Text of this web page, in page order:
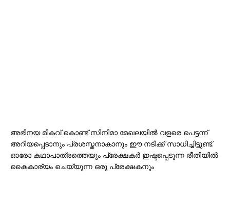
അഭിനയ മികവ് കൊണ്ട് സിനിമാ മേഖലയിൽ വളരെ പെട്ടന്ന്
അറിയപ്പെടാനും പ്രശസ്തനാകാനും ഈ നടിക്ക് സാധിച്ചിട്ടുണ്ട്.
ഓരോ കഥാപാത്രത്തെയും പ്രേക്ഷകർ ഇഷ്ടപ്പെടുന്ന രീതിയിൽ
കൈകാര്യം ചെയ്യുന്ന ഒരു പ്രേക്ഷകനും